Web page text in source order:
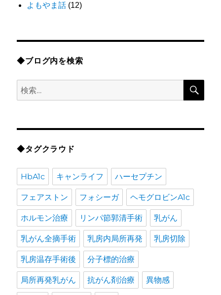
よもやま話 (12)
◆ブログ内を検索
検
索:
検
◆タグクラウド
HbA1c キャンライフ ハーセプチン
フェアストン フォシーガ ヘモグロビンA1c
ホルモン治療 リンパ節郭清手術 乳がん
乳がん全摘手術 乳房内局所再発 乳房切除
乳房温存手術後 分子標的治療
局所再発乳がん 抗がん剤治療 異物感